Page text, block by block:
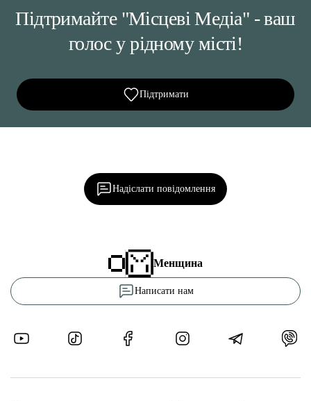
Підтримайте "Місцеві Медіа" - ваш
голос у рідному місті!
Підтримати
Надіслати повідомлення
Менщина
Написати нам